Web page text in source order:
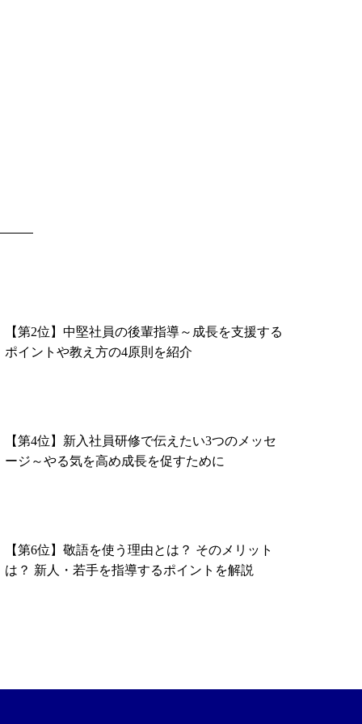
【第2位】中堅社員の後輩指導～成長を支援する
ポイントや教え方の4原則を紹介
【第4位】新入社員研修で伝えたい3つのメッセ
ージ～やる気を高め成長を促すために
【第6位】敬語を使う理由とは？ そのメリット
は？ 新人・若手を指導するポイントを解説